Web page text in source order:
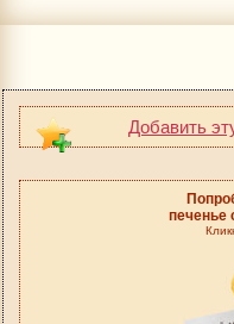
Добавить
печенье